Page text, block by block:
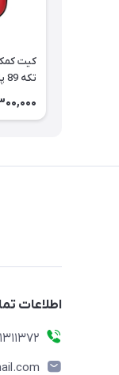
تکه 89 پارچه
اطلاعات
09391311372 (